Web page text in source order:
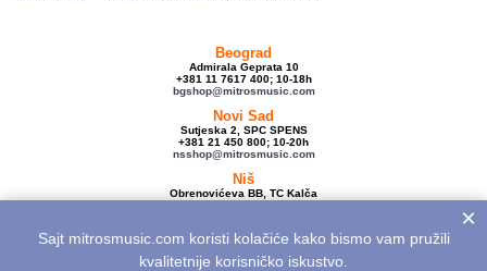
Beograd
Admirala Geprata 10
+381 11 7617 400; 10-18h
bgshop@mitrosmusic.com
Novi Sad
Sutjeska 2, SPC SPENS
+381 21 450 800; 10-20h
nsshop@mitrosmusic.com
Niš
Obrenovićeva BB, TC Kalča
Veleprodaja
Admirala Geprata 10,
Beograd
×
Sajt mitrosmusic.com koristi kolačiće kako bismo vam pružili
kvalitetnije korisničko iskustvo.